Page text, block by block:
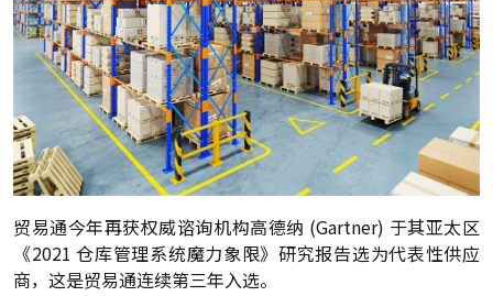
贸易通今年再获权威谘询机构高德纳 (Gartner) 于其亚太区
《2021 仓库管理系统魔力象限》研究报告选为代表性供应
商，这是贸易通连续第三年入选。